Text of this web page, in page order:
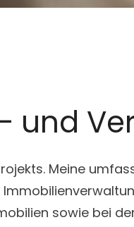
und
Meine
sowie bei